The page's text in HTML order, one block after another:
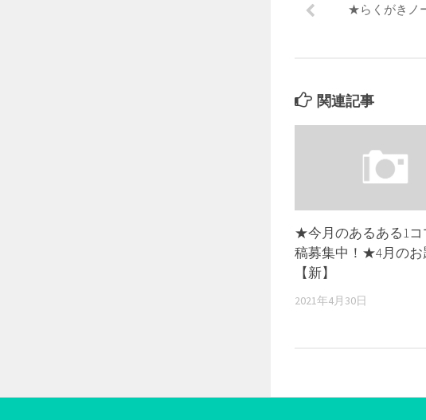
★らくがきノ
関連記事
★今月のあるある1コ
稿募集中！★4月のお
【新】
2021年4月30日